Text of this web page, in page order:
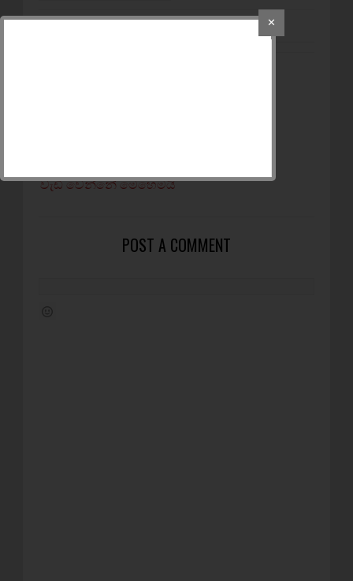
වැඩි වෙන්නේ මෙහෙමයි
POST A COMMENT
✕